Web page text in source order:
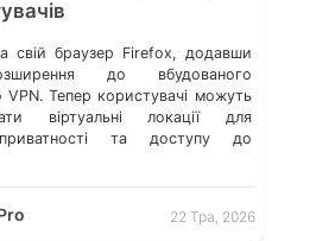
свій браузер Firefox, додавши
до вбудованого
VPN. Тепер користувачі можуть
віртуальні локації для
та доступу до
22 Тра, 2026